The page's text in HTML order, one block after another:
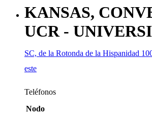
KANSAS,
UCR -
SC, de la Rotonda de la Hispanidad
este
Teléfonos
Nodo